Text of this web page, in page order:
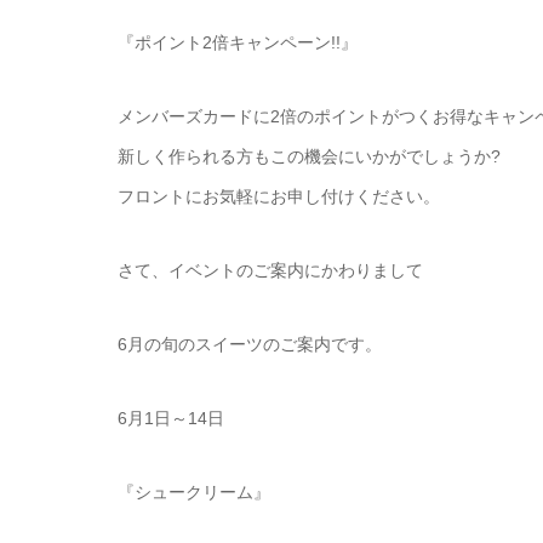
『ポイント2倍キャンペーン!!』
メンバーズカードに2倍のポイントがつくお得なキャン
新しく作られる方もこの機会にいかがでしょうか?
フロントにお気軽にお申し付けください。
さて、イベントのご案内にかわりまして
6月の旬のスイーツのご案内です。
6月1日～14日
『シュークリーム』